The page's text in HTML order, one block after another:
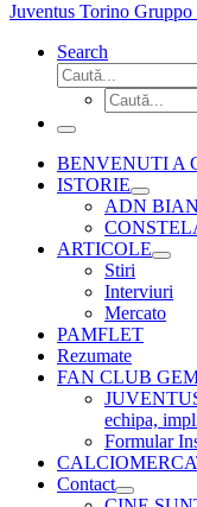
Juventus Torino Gruppo
Search
Căutare
Căutare
Meniu
BENVENUTI A
ISTORIE
ADN
ARTICOLE
Stiri
Interviuri
Mercato
PAMFLET
Rezumate
FAN CLUB
echipa,
Formular
Contact